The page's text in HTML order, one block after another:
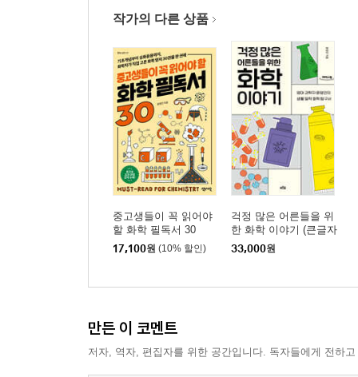
작가의 다른 상품
중고생들이 꼭 읽어야
할 화학 필독서 30
17,100원 (10% 할인)
걱정 많은 어른들을 위
한 화학 이야기 (큰글자
도서)
33,000원
만든 이 코멘트
저자, 역자, 편집자를 위한 공간입니다. 독자들에게 전하